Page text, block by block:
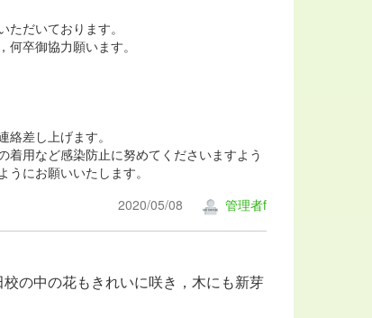
だいております。
卒御協力願います。
差し上げます。
用など感染防止に努めてくださいますよう
にお願いいたします。
2020/05/08
管理者f
の中の花もきれいに咲き，木にも新芽